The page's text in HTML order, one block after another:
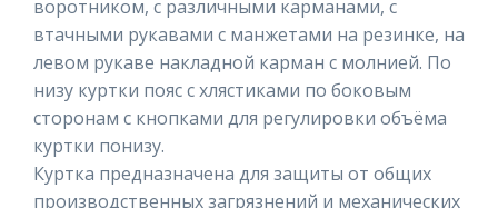
воротником, с различными карманами, с
втачными рукавами с манжетами на резинке, на
левом рукаве накладной карман с молнией. По
низу куртки пояс с хлястиками по боковым
сторонам с кнопками для регулировки объёма
куртки понизу.
Куртка предназначена для защиты от общих
производственных загрязнений и механических